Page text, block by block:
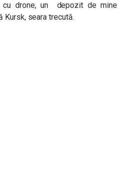
cu drone, un depozit de mine
Kursk, seara trecută.